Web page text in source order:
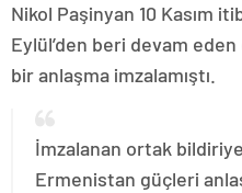
Nikol Paşinyan 10 Kasım
Eylül’den beri devam eden
bir anlaşma imzalamıştı.
İmzalanan ortak
Ermenistan güçleri